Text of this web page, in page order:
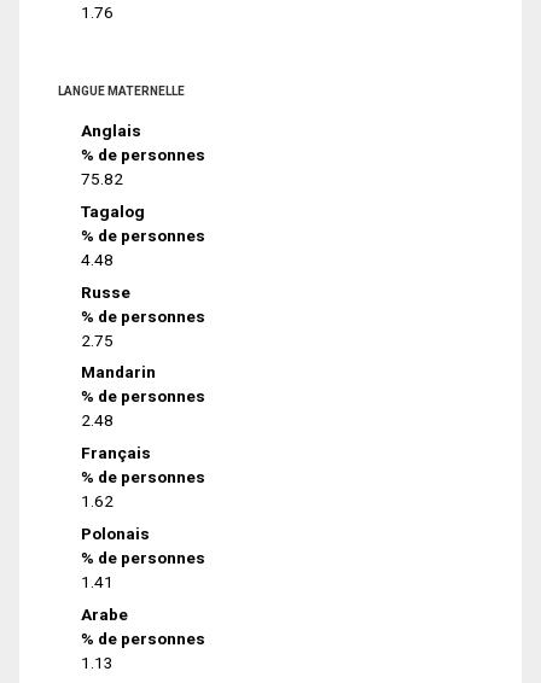
1.76
LANGUE MATERNELLE
Anglais
% de personnes
75.82
Tagalog
% de personnes
4.48
Russe
% de personnes
2.75
Mandarin
% de personnes
2.48
Français
% de personnes
1.62
Polonais
% de personnes
1.41
Arabe
% de personnes
1.13